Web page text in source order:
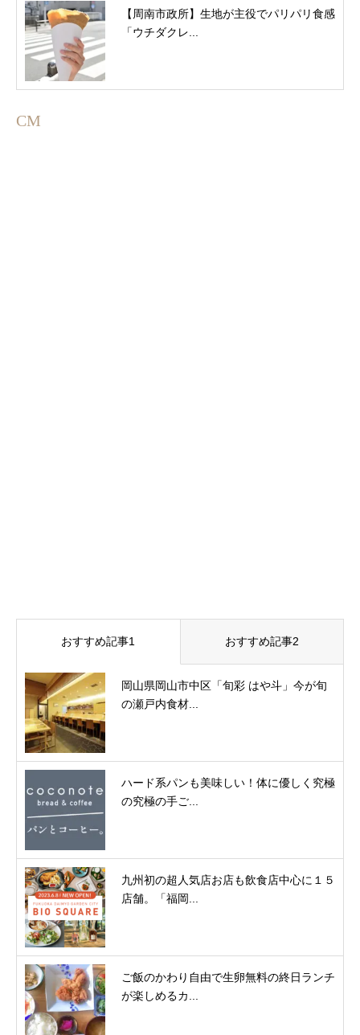
【周南市政所】生地が主役でパリパリ食感
「ウチダクレ...
CM
おすすめ記事1 おすすめ記事2
岡山県岡山市中区「旬彩 はや斗」今が旬
の瀬戸内食材...
ハード系パンも美味しい！体に優しく究極
の究極の手ご...
九州初の超人気店お店も飲食店中心に１５
店舗。「福岡...
ご飯のかわり自由で生卵無料の終日ランチ
が楽しめるカ...